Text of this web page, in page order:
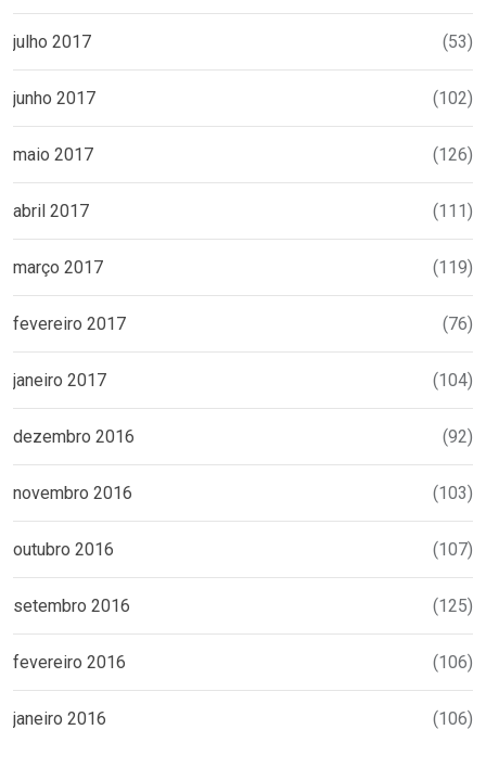
julho 2017 (53)
junho 2017 (102)
maio 2017 (126)
abril 2017 (111)
março 2017 (119)
fevereiro 2017 (76)
janeiro 2017 (104)
dezembro 2016 (92)
novembro 2016 (103)
outubro 2016 (107)
setembro 2016 (125)
fevereiro 2016 (106)
janeiro 2016 (106)